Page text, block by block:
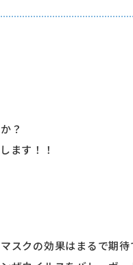
？
ます！！
スクの効果はまるで期